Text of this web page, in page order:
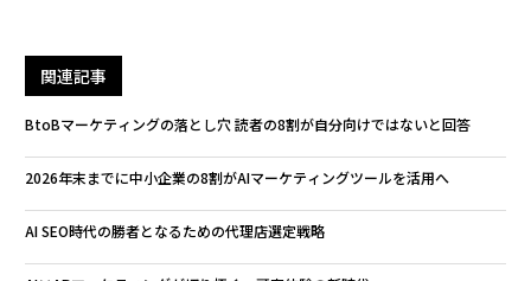
関連記事
BtoBマーケティングの落とし穴 読者の8割が自分向けではないと回答
2026年末までに中小企業の8割がAIマーケティングツールを活用へ
AI SEO時代の勝者となるための代理店選定戦略